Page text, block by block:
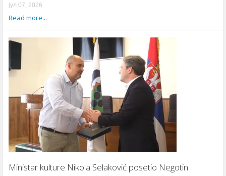
јул 07, 2026
Read more...
Ministar kulture Nikola Selaković posetio Negotin